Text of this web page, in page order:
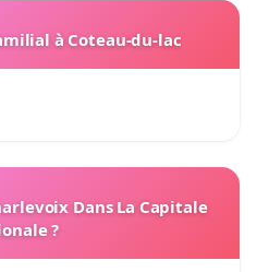
à Coteau-du-lac
Dans La Capitale
?